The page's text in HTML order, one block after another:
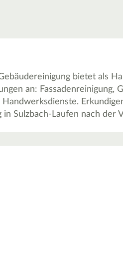
bietet als
an: Fassadenreinigung,
in Sulzbach-Laufen nach der